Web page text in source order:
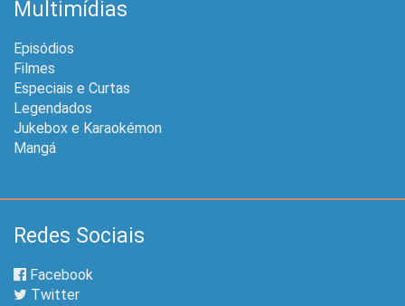
Multimídias
Episódios
Filmes
Especiais e Curtas
Legendados
Jukebox e Karaokémon
Mangá
Redes Sociais
Facebook
Twitter